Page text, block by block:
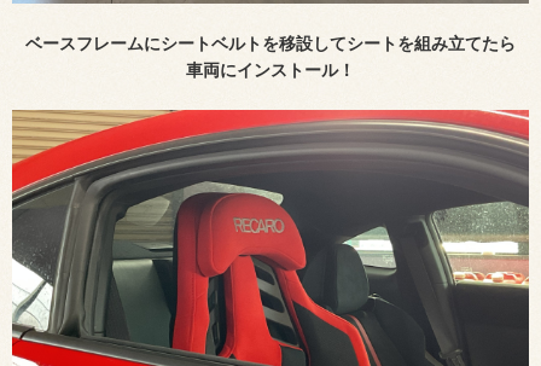
ベースフレームにシートベルトを移設してシートを組み立てたら
車両にインストール！